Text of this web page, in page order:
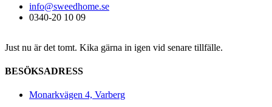
info@sweedhome.se
0340-20 10 09
Just nu är det tomt. Kika gärna in igen vid senare tillfälle.
BESÖKSADRESS
Monarkvägen 4, Varberg